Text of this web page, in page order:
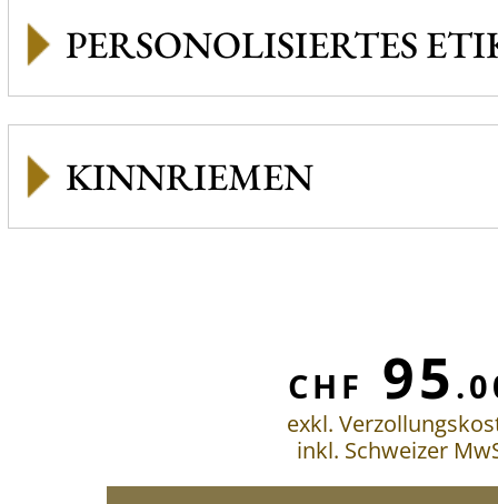
PERSONOLISIERTES
KINNRIEMEN
CHF 95
exkl.
inkl. Schweizer